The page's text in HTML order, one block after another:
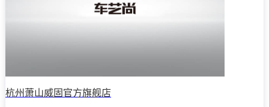
杭州萧山威固官方旗舰店